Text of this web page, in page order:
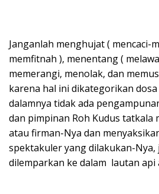
Janganlah menghujat ( mencaci-
memfitnah ), menentang (
memerangi, menolak, dan
karena hal ini dikategorikan
dalamnya tidak ada
dan pimpinan Roh Kudus tatkala
atau firman-Nya dan
spektakuler yang dilakukan-
dilemparkan ke dalam lautan api